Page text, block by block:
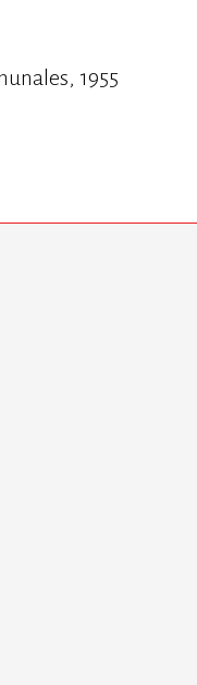
1955